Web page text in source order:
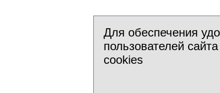
Для обеспечения
пользователей
cookies